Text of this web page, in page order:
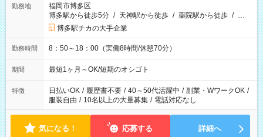
勤務地
福岡市博多区
博多駅から徒歩5分 / 天神駅から徒歩 / 薬院駅から徒歩 / …
博多駅チカの大手企業
勤務時間 8：50～18：00（実働8時間/休憩70分）
期間 最短1ヶ月～OK/短期のオシゴト
特徴 日払いOK / 履歴書不要 / 40～50代活躍中 / 副業・WワークOK /
服装自由 / 10名以上の大量募集 / 電話対応なし
気になる！ 応募する 詳細へ